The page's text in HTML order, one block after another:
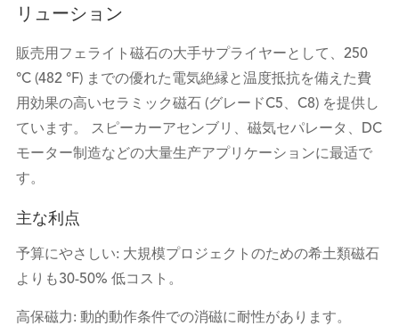
リューション
販売用フェライト磁石の大手サプライヤーとして、250
°C (482 °F) までの優れた電気絶縁と温度抵抗を備えた費
用効果の高いセラミック磁石 (グレードC5、C8) を提供し
ています。 スピーカーアセンブリ、磁気セパレータ、DC
モーター制造などの大量生产アプリケーションに最适で
す。
主な利点
予算にやさしい: 大規模プロジェクトのための希土類磁石
よりも30-50% 低コスト。
高保磁力: 動的動作条件での消磁に耐性があります。